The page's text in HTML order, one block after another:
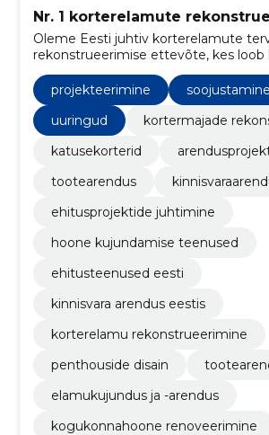
Nr. 1 korterelamute
Oleme Eesti juhtiv korterelamute
rekonstrueerimise ettevõte, kes loob
lahendusi energia säästmiseks ja
parandamiseks.
projekteerimine
soojustamine
uuringud
kortermajade
katusekorterid
tootearendus
ehitusprojektide juhtimine
hoone kujundamise teenused
ehitusteenused eesti
kinnisvara arendus eestis
korterelamu rekonstrueerimine
penthouside disain
elamukujundus ja -arendus
kogukonnahoone renoveerimine